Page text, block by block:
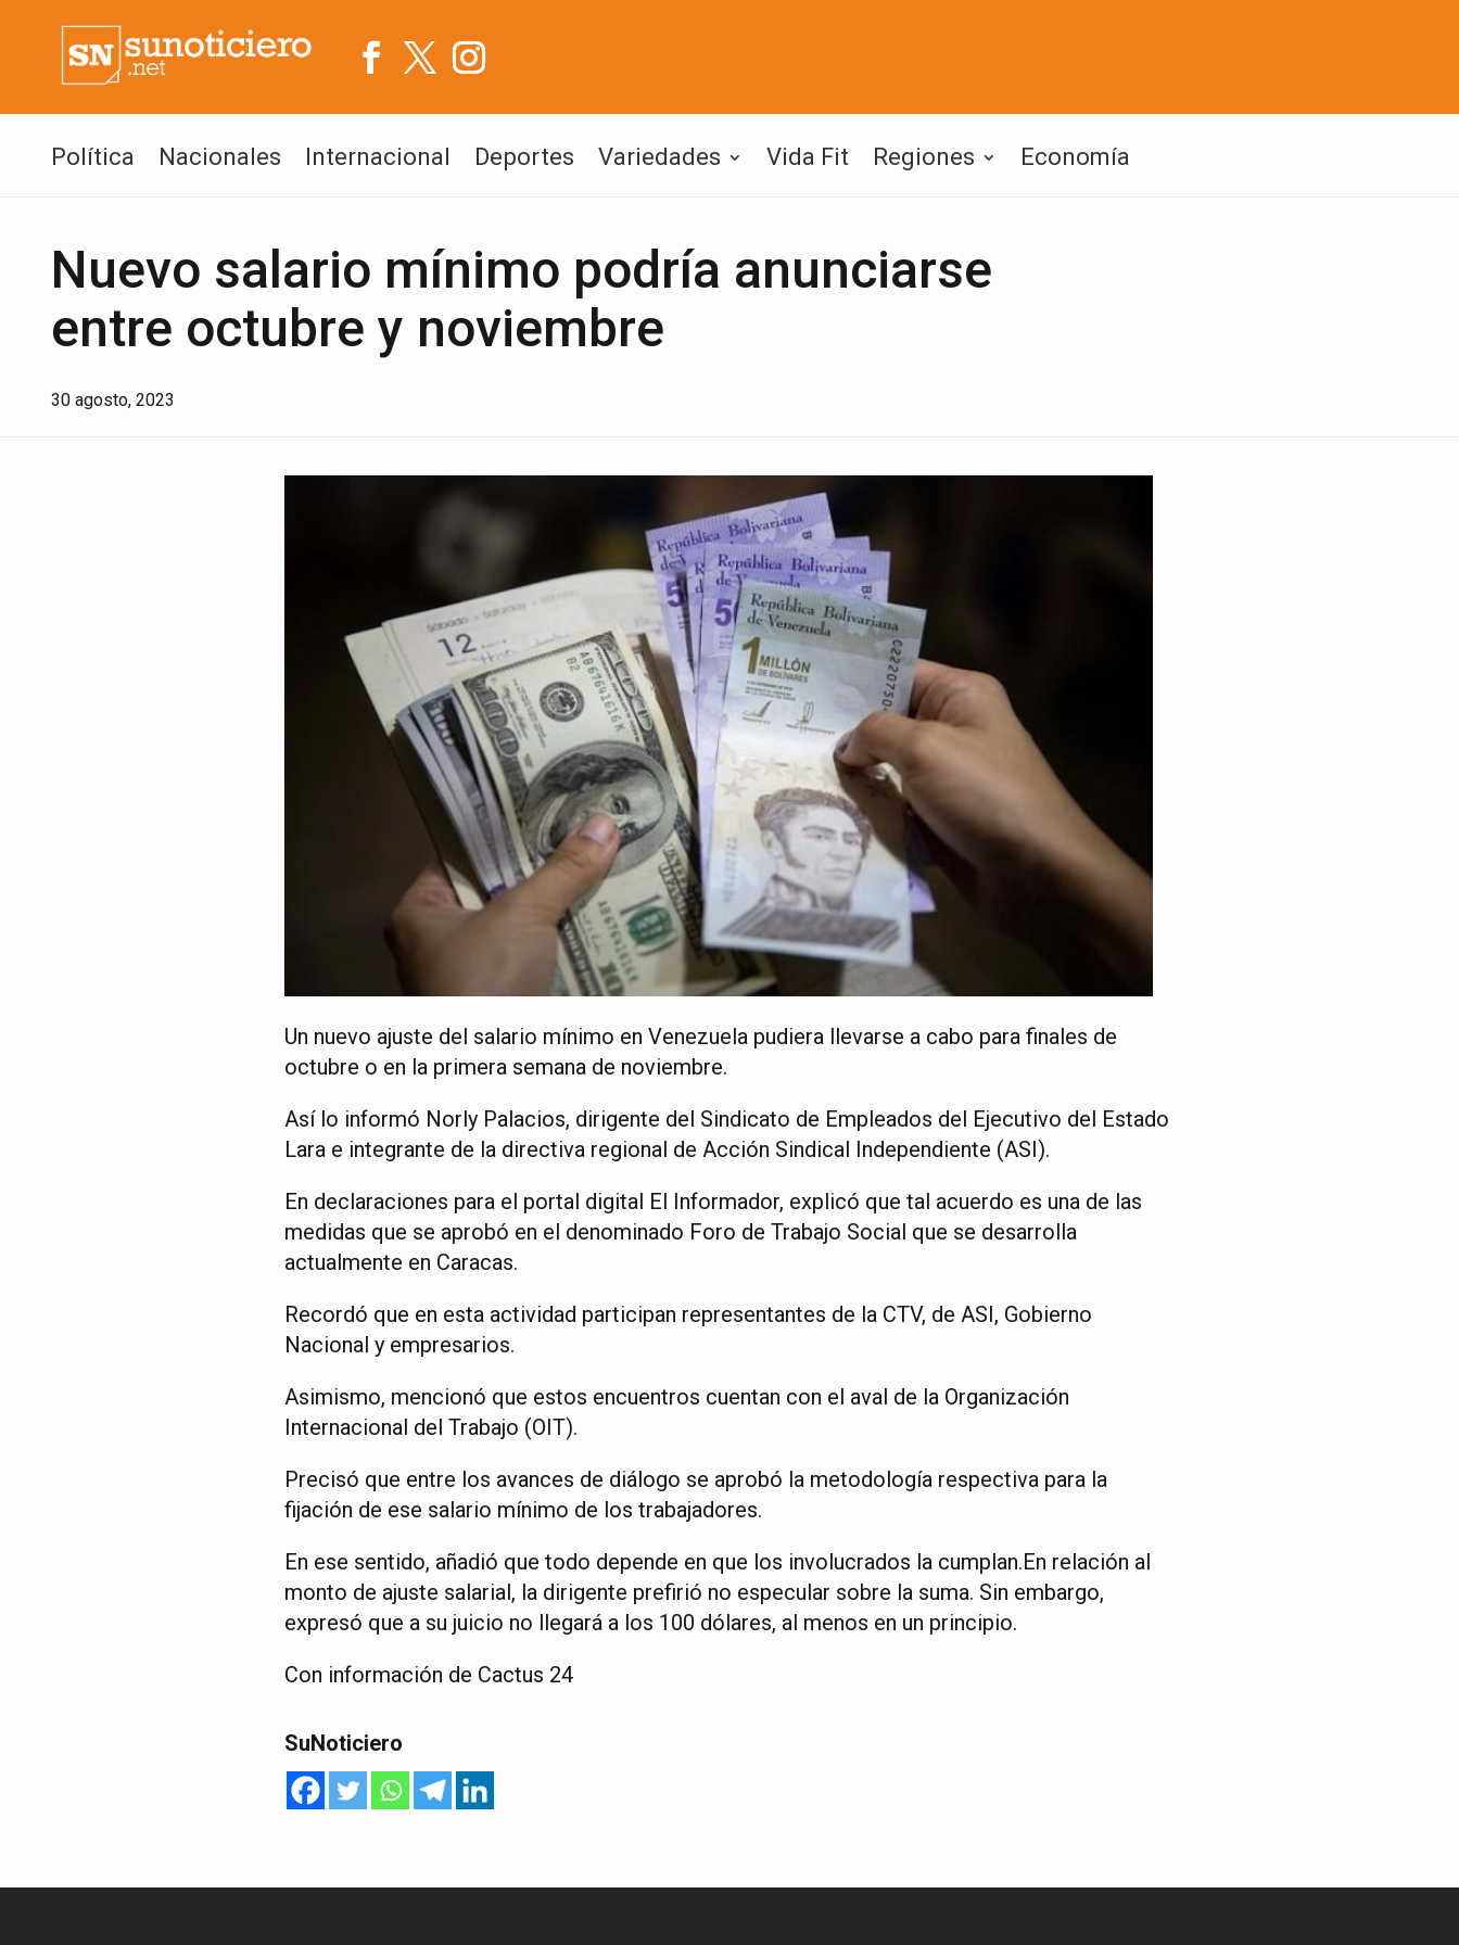
Política Nacionales Internacional Deportes Variedades Vida Fit Regiones Economía
Nuevo salario mínimo podría anunciarse
entre octubre y noviembre
30 agosto, 2023
Un nuevo ajuste del salario mínimo en Venezuela pudiera llevarse a cabo para finales de
octubre o en la primera semana de noviembre.
Así lo informó Norly Palacios, dirigente del Sindicato de Empleados del Ejecutivo del Estado
Lara e integrante de la directiva regional de Acción Sindical Independiente (ASI).
En declaraciones para el portal digital El Informador, explicó que tal acuerdo es una de las
medidas que se aprobó en el denominado Foro de Trabajo Social que se desarrolla
actualmente en Caracas.
Recordó que en esta actividad participan representantes de la CTV, de ASI, Gobierno
Nacional y empresarios.
Asimismo, mencionó que estos encuentros cuentan con el aval de la Organización
Internacional del Trabajo (OIT).
Precisó que entre los avances de diálogo se aprobó la metodología respectiva para la
fijación de ese salario mínimo de los trabajadores.
En ese sentido, añadió que todo depende en que los involucrados la cumplan.En relación al
monto de ajuste salarial, la dirigente prefirió no especular sobre la suma. Sin embargo,
expresó que a su juicio no llegará a los 100 dólares, al menos en un principio.
Con información de Cactus 24
SuNoticiero